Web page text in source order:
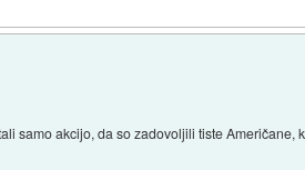
samo akcijo, da so zadovoljili tiste Američane,